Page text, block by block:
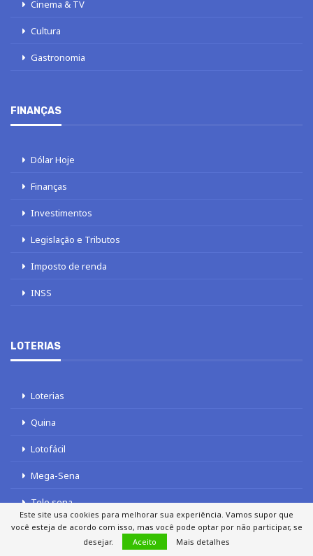
Cinema & TV
Cultura
Gastronomia
FINANÇAS
Dólar Hoje
Finanças
Investimentos
Legislação e Tributos
Imposto de renda
INSS
LOTERIAS
Loterias
Quina
Lotofácil
Mega-Sena
Tele sena
Este site usa cookies para melhorar sua experiência. Vamos supor que
você esteja de acordo com isso, mas você pode optar por não participar, se
desejar.
Aceito Mais detalhes